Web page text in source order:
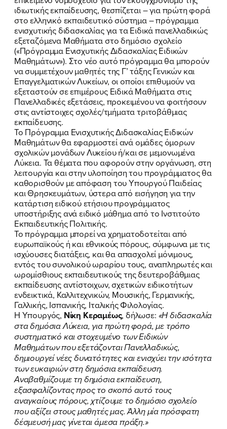
ΠΟΙΑ ΕΙΜΑΙ
ΕΡΓΟ
ΕΚΔΗΛΩΣΕΙΣ
ΝΕΑ
ΕΛΑ ΚΙ ΕΣΥ
FB IN TW YT LN VB TIKTOK
ιδιωτικής εκπαίδευσης, θεσπίζεται – για πρώτη φορά
στο ελληνικό εκπαιδευτικό σύστημα – πρόγραμμα
ενισχυτικής διδασκαλίας για τα Ειδικά πανελλαδικώς
εξεταζόμενα Μαθήματα στο δημόσιο σχολείο
(«Πρόγραμμα Ενισχυτικής Διδασκαλίας Ειδικών
Μαθημάτων»). Στο νέο αυτό πρόγραμμα θα μπορούν
να συμμετέχουν μαθητές της Γ’ τάξης Γενικών και
Επαγγελματικών Λυκείων, οι οποίοι επιθυμούν να
εξεταστούν σε επιμέρους Ειδικά Μαθήματα στις
Πανελλαδικές εξετάσεις, προκειμένου να φοιτήσουν
στις αντίστοιχες σχολές/τμήματα τριτοβάθμιας
εκπαίδευσης.
Το Πρόγραμμα Ενισχυτικής Διδασκαλίας Ειδικών
Μαθημάτων θα εφαρμοστεί ανά ομάδες όμορων
σχολικών μονάδων Λυκείου ή/και σε μεμονωμένα
Λύκεια. Τα θέματα που αφορούν στην οργάνωση, στη
λειτουργία και στην υλοποίηση του προγράμματος θα
καθορισθούν με απόφαση του Υπουργού Παιδείας
και Θρησκευμάτων, ύστερα από εισήγηση για την
κατάρτιση ειδικού ετήσιου προγράμματος
υποστήριξης ανά ειδικό μάθημα από το Ινστιτούτο
Εκπαιδευτικής Πολιτικής.
Το πρόγραμμα μπορεί να χρηματοδοτείται από
ευρωπαϊκούς ή και εθνικούς πόρους, σύμφωνα με τις
ισχύουσες διατάξεις, και θα απασχολεί μόνιμους,
εντός του συνολικού ωραρίου τους, αναπληρωτές και
ωρομίσθιους εκπαιδευτικούς της δευτεροβάθμιας
εκπαίδευσης αντίστοιχων, σχετικών ειδικοτήτων
ενδεικτικά, Καλλιτεχνικών, Μουσικής, Γερμανικής,
Γαλλικής, Ισπανικής, Ιταλικής Φιλολογίας.
H Υπουργός, Νίκη Κεραμέως, δήλωσε: «Η διδασκαλία
στα δημόσια Λύκεια, για πρώτη φορά, με τρόπο
συστηματικό και στοχευμένο των Ειδικών
Μαθημάτων που εξετάζονται Πανελλαδικώς,
δημιουργεί νέες δυνατότητες και ενισχύει την ισότητα
των ευκαιριών στη δημόσια εκπαίδευση.
Αναβαθμίζουμε τη δημόσια εκπαίδευση,
εξασφαλίζοντας προς το σκοπό αυτό τους
αναγκαίους πόρους, χτίζουμε το δημόσιο σχολείο
που αξίζει στους μαθητές μας. Άλλη μία πρόσφατη
δέσμευσή μας γίνεται άμεσα πράξη.»